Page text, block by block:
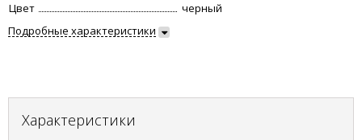
Цвет
черный
Подробные характеристики
Характеристики